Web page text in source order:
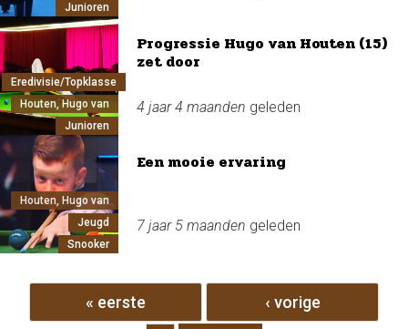
Junioren
Eredivisie/Topklasse
Houten, Hugo van
Junioren
Progressie Hugo van Houten (15)
zet door
4 jaar 4 maanden geleden
Houten, Hugo van
Jeugd
Snooker
Een mooie ervaring
7 jaar 5 maanden geleden
Pagina's
« eerste ‹ vorige